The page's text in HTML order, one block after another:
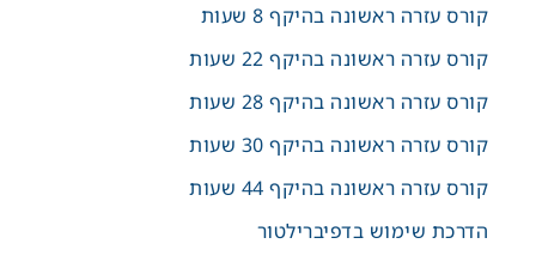
קורס עזרה ראשונה בהיקף 8 שעות
קורס עזרה ראשונה בהיקף 22 שעות
קורס עזרה ראשונה בהיקף 28 שעות
קורס עזרה ראשונה בהיקף 30 שעות
קורס עזרה ראשונה בהיקף 44 שעות
הדרכת שימוש בדפיברילטור